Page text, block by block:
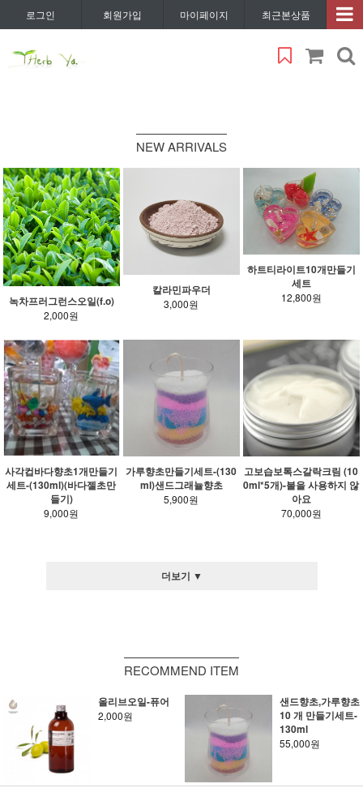
로그인 회원가입 마이페이지 최근본상품
NEW ARRIVALS
녹차프러그런스오일(f.o)
2,000원
칼라민파우더
3,000원
하트티라이트10개만들기
세트
12,800원
사각컵바다향초1개만들기
세트-(130ml)(바다젤초만
들기)
9,000원
가루향초만들기세트-(130
ml)샌드그래뉼향초
5,900원
고보습보톡스갈락크림 (10
0ml*5개)-불을 사용하지 않
아요
70,000원
더보기 ▼
RECOMMEND ITEM
올리브오일-퓨어
2,000원
샌드향초,가루향초
10 개 만들기세트-
130ml
55,000원